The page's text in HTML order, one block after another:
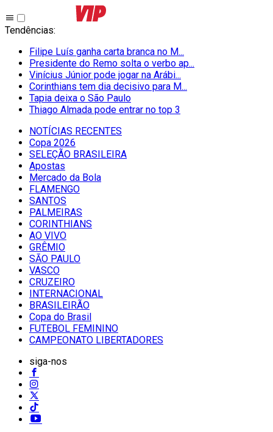
Tendências:
Filipe Luís ganha carta branca no M...
Presidente do Remo solta o verbo ap...
Vinícius Júnior pode jogar na Arábi...
Corinthians tem dia decisivo para M...
Tapia deixa o São Paulo
Thiago Almada pode entrar no top 3
NOTÍCIAS RECENTES
Copa 2026
SELEÇÃO BRASILEIRA
Apostas
Mercado da Bola
FLAMENGO
SANTOS
PALMEIRAS
CORINTHIANS
AO VIVO
GRÊMIO
SĀO PAULO
VASCO
CRUZEIRO
INTERNACIONAL
BRASILEIRÃO
Copa do Brasil
FUTEBOL FEMININO
CAMPEONATO LIBERTADORES
siga-nos